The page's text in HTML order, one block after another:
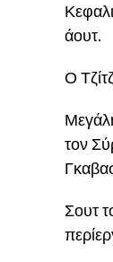
άουτ.
Ο
τον
Σουτ